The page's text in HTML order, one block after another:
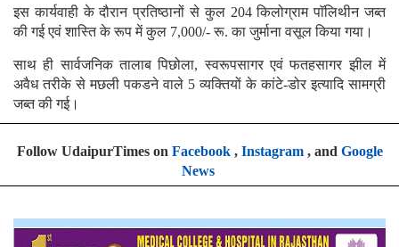
इस कार्यवाही के दौरान प्रतिष्ठानों से कुल 204 किलोग्राम पाॅलिथीन जब्त
की गई एवं शास्ति के रूप में कुल 7,000/- रू. का जुर्माना वसूल किया गया।
साथ ही सार्वजनिक तालाब पिछोला, स्वरूपसागर एवं फतहसागर झील में
अवैध तरीके से मछली पकडने वाले 5 व्यक्तियों के कांटे-डोर इत्यादि सामग्री
जब्त की गई।
Follow UdaipurTimes on Facebook, Instagram, and Google
News